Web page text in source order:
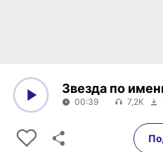
Звезда по
00:39 7,2K